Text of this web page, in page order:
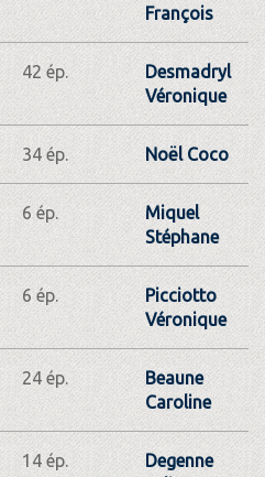
François
42 ép.
Desmadryl
Véronique
34 ép. Noël Coco
6 ép.
Miquel
Stéphane
6 ép.
Picciotto
Véronique
24 ép.
Beaune
Caroline
14 ép.
Degenne